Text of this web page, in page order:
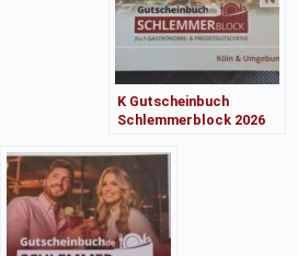
K Gutscheinbuch
Schlemmerblock 2026
Code NEU